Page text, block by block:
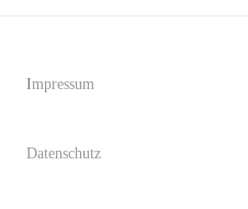
Impressum
Datenschutz